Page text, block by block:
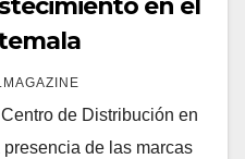
en el
de Distribución en
de las marcas